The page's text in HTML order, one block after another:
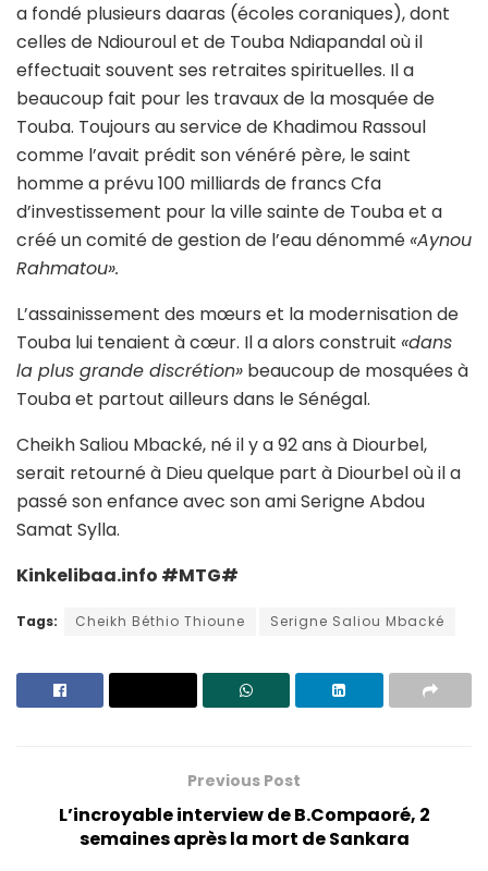
a fondé plusieurs daaras (écoles coraniques), dont
celles de Ndiouroul et de Touba Ndiapandal où il
effectuait souvent ses retraites spirituelles. Il a
beaucoup fait pour les travaux de la mosquée de
Touba. Toujours au service de Khadimou Rassoul
comme l’avait prédit son vénéré père, le saint
homme a prévu 100 milliards de francs Cfa
d’investissement pour la ville sainte de Touba et a
créé un comité de gestion de l’eau dénommé «Aynou
Rahmatou».
L’assainissement des mœurs et la modernisation de
Touba lui tenaient à cœur. Il a alors construit «dans
la plus grande discrétion» beaucoup de mosquées à
Touba et partout ailleurs dans le Sénégal.
Cheikh Saliou Mbacké, né il y a 92 ans à Diourbel,
serait retourné à Dieu quelque part à Diourbel où il a
passé son enfance avec son ami Serigne Abdou
Samat Sylla.
Kinkelibaa.info #MTG#
Tags: Cheikh Béthio Thioune Serigne Saliou Mbacké
Previous Post
L’incroyable interview de B.Compaoré, 2
semaines après la mort de Sankara